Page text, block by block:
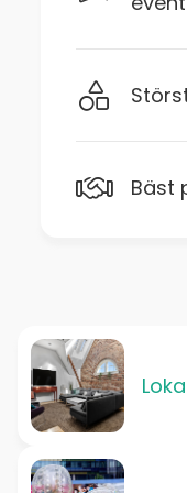
valtuus ryhtyä
HUOM! Max 40 hlöä.
MYSTERY RACE
saadaan
merkiksi! Salkun
jossa palkinnot
HUOM!
Bäst